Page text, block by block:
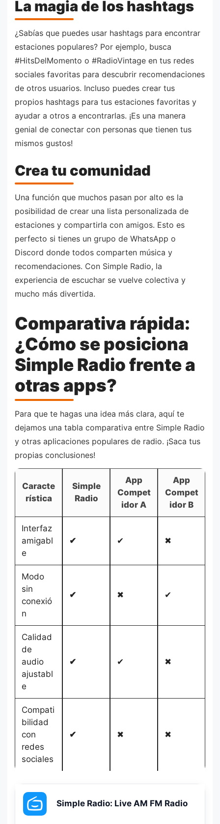
La magia de los hashtags
¿Sabías que puedes usar hashtags para encontrar
estaciones populares? Por ejemplo, busca
#HitsDelMomento o #RadioVintage en tus redes
sociales favoritas para descubrir recomendaciones
de otros usuarios. Incluso puedes crear tus
propios hashtags para tus estaciones favoritas y
ayudar a otros a encontrarlas. ¡Es una manera
genial de conectar con personas que tienen tus
mismos gustos!
Crea tu comunidad
Una función que muchos pasan por alto es la
posibilidad de crear una lista personalizada de
estaciones y compartirla con amigos. Esto es
perfecto si tienes un grupo de WhatsApp o
Discord donde todos comparten música y
recomendaciones. Con Simple Radio, la
experiencia de escuchar se vuelve colectiva y
mucho más divertida.
Comparativa rápida:
¿Cómo se posiciona
Simple Radio frente a
otras apps?
Para que te hagas una idea más clara, aquí te
dejamos una tabla comparativa entre Simple Radio
y otras aplicaciones populares de radio. ¡Saca tus
propias conclusiones!
Caracte
rística
Simple
Radio
App
Compet
idor A
App
Compet
idor B
Interfaz
amigabl
e
✔ ✔ ✖
Modo
sin
conexió
n
✔ ✖ ✔
Calidad
de
audio
ajustabl
e
✔ ✔ ✖
Compati
bilidad
con
redes
sociales
✔ ✖ ✖
Simple Radio: Live AM FM Radio